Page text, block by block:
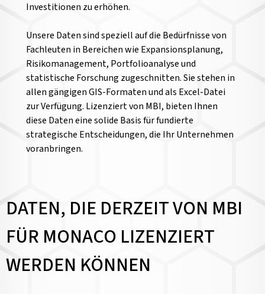
Investitionen zu erhöhen.
Unsere Daten sind speziell auf die Bedürfnisse von
Fachleuten in Bereichen wie Expansionsplanung,
Risikomanagement, Portfolioanalyse und
statistische Forschung zugeschnitten. Sie stehen in
allen gängigen GIS-Formaten und als Excel-Datei
zur Verfügung. Lizenziert von MBI, bieten Ihnen
diese Daten eine solide Basis für fundierte
strategische Entscheidungen, die Ihr Unternehmen
voranbringen.
DATEN, DIE DERZEIT VON MBI
FÜR MONACO LIZENZIERT
WERDEN KÖNNEN